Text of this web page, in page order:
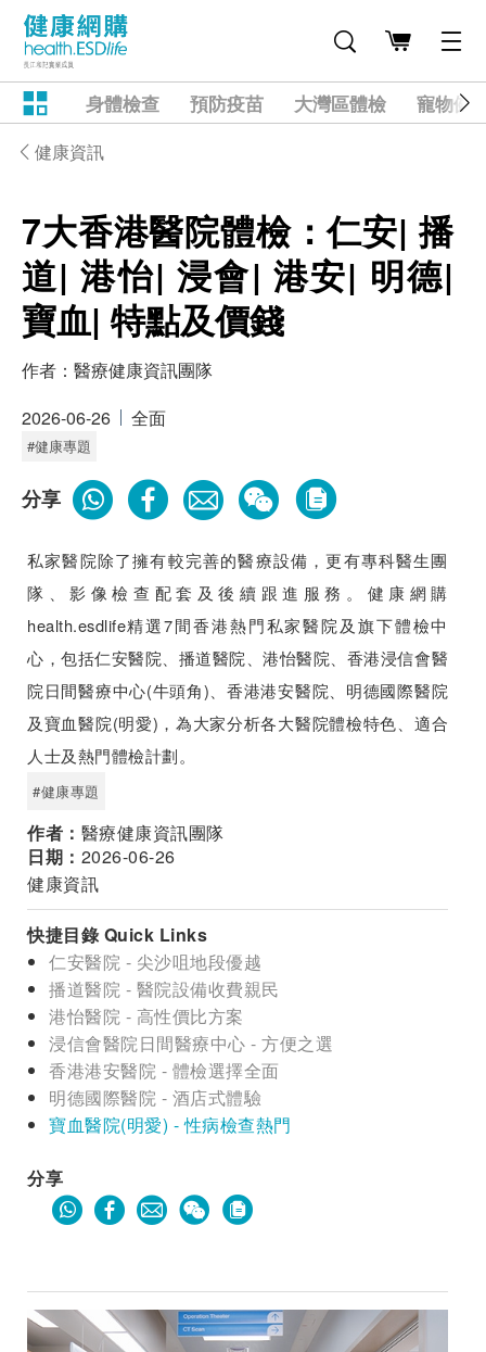
身體檢查 預防疫苗 大灣區體檢 寵物健
健康資訊
7大香港醫院體檢：仁安| 播
道| 港怡| 浸會| 港安| 明德|
寶血| 特點及價錢
作者： 醫療健康資訊團隊
2026-06-26
全面
#健康專題
分享
私家醫院除了擁有較完善的醫療設備，更有專科醫生團
隊、影像檢查配套及後續跟進服務。健康網購
health.esdlife精選7間香港熱門私家醫院及旗下體檢中
心，包括仁安醫院、播道醫院、港怡醫院、香港浸信會醫
院日間醫療中心(牛頭角)、香港港安醫院、明德國際醫院
及寶血醫院(明愛)，為大家分析各大醫院體檢特色、適合
人士及熱門體檢計劃。
#健康專題
作者： 醫療健康資訊團隊
日期： 2026-06-26
健康資訊
快捷目錄 Quick Links
仁安醫院 - 尖沙咀地段優越
播道醫院 - 醫院設備收費親民
港怡醫院 - 高性價比方案
浸信會醫院日間醫療中心 - 方便之選
香港港安醫院 - 體檢選擇全面
明德國際醫院 - 酒店式體驗
寶血醫院(明愛) - 性病檢查熱門
分享